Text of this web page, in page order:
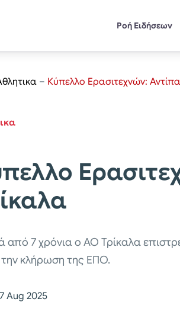
Ροή Ειδήσεων
– Κύπελλο Ερασιτεχνών:
από 7 χρόνια ο ΑΟ Τρίκαλα
κλήρωση της ΕΠΟ.
Aug 2025